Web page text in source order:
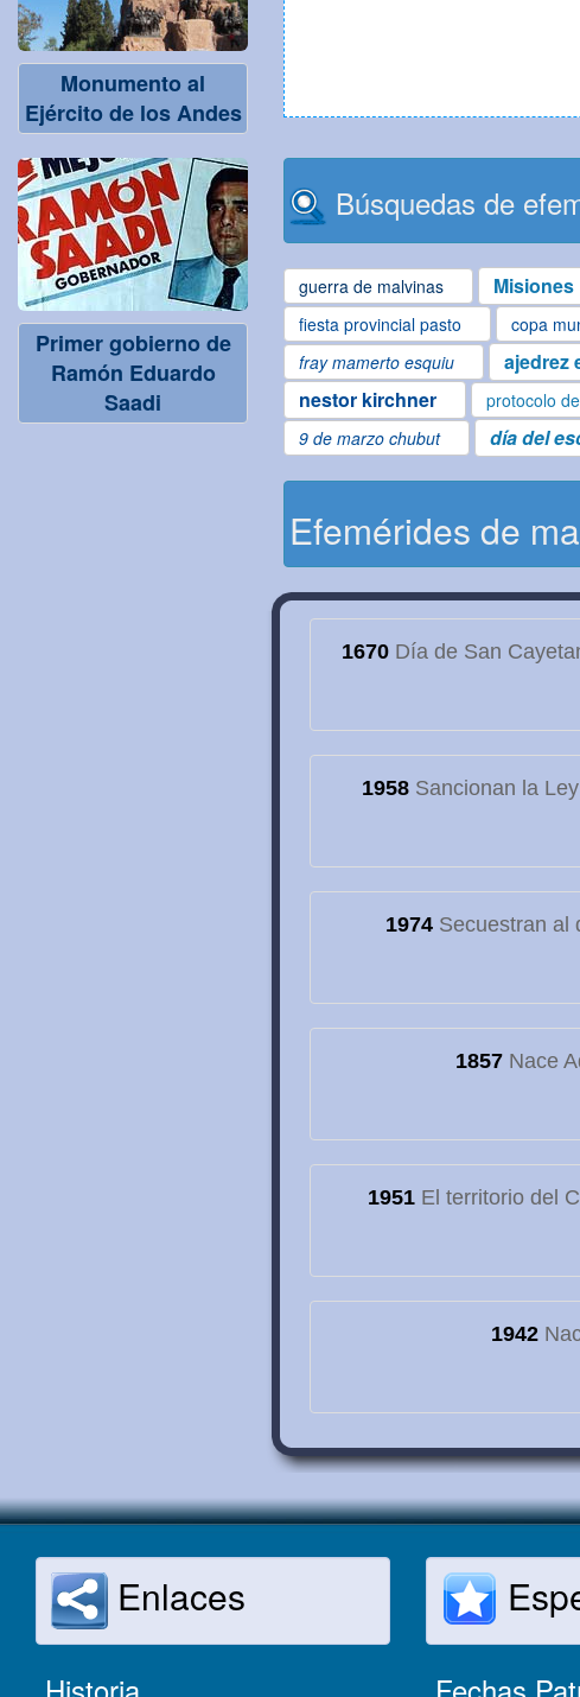
Monumento al
Ejército de los Andes
Primer gobierno de
Ramón Eduardo
Saadi
Búsquedas de
guerra de malvinas Misiones
fiesta provincial pasto
copa
fray mamerto esquiu ajedrez
nestor kirchner protocolo
9 de marzo chubut
día del
Efemérides de
1670 Día de San
1958Sancionan la
1974Secuestran al
1857Nace
1951El territorio del
1942
Enlaces